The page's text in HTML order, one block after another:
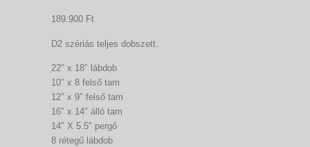
189.900 Ft
D2 szériás teljes dobszett.
22″ x 18″ lábdob
10″ x 8 felső tam
12″ x 9″ felső tam
16″ x 14″ álló tam
14″ X 5.5″ pergő
8 rétegű lábdob